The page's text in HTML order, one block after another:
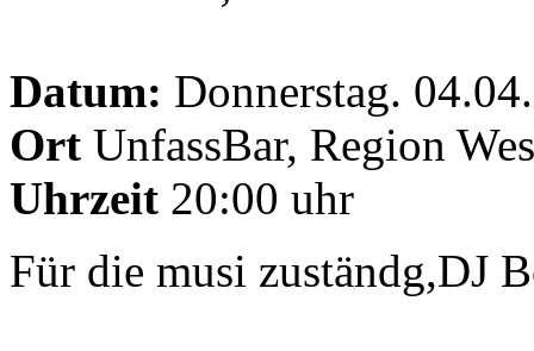
Datum: Donnerstag.
Ort UnfassBar, Region
Uhrzeit 20:00 uhr
Für die musi zuständg,DJ